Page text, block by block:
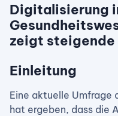
Digitalisierung
zeigt steigende
Einleitung
Eine aktuelle Umfrage
hat ergeben, dass die